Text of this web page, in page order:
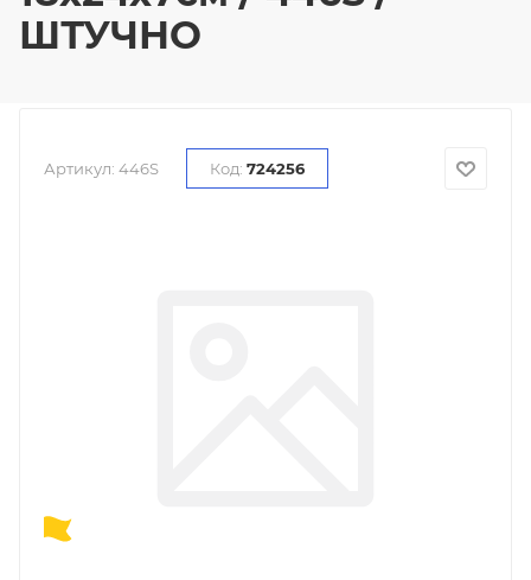
ШТУЧНО
Артикул: 446S Код: 724256